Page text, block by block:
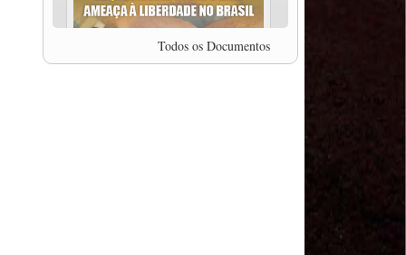
professor da Unisinos e Doutor em Ciências da
Comunicação da USP, Rafael Grohmann, que
coordena uma pesquisa internacional que visa
pressionar as plataformas digitais por melhores
Todos os Documentos